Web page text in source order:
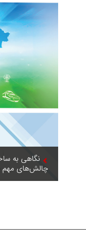
نگاهی به
چالش‌های مهم